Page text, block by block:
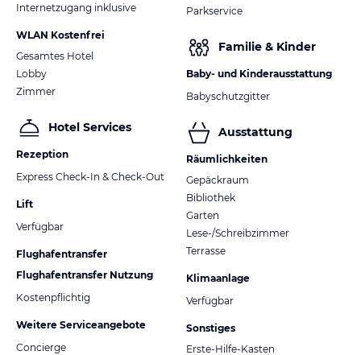
Internetzugang inklusive
WLAN Kostenfrei
Gesamtes Hotel
Lobby
Zimmer
Hotel Services
Rezeption
Express Check-In & Check-Out
Lift
Verfügbar
Flughafentransfer
Flughafentransfer Nutzung
Kostenpflichtig
Weitere Serviceangebote
Concierge
Parkservice
Familie & Kinder
Baby- und Kinderausstattung
Babyschutzgitter
Ausstattung
Räumlichkeiten
Gepäckraum
Bibliothek
Garten
Lese-/Schreibzimmer
Terrasse
Klimaanlage
Verfügbar
Sonstiges
Erste-Hilfe-Kasten